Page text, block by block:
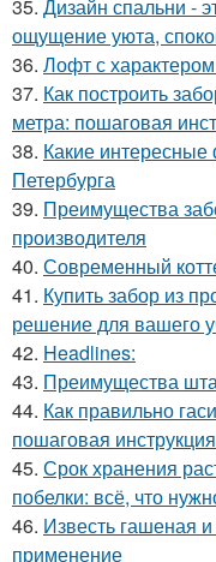
35. Дизайн спальни -
ощущение уюта,
36. Лофт с
37. Как построить
метра: пошаговая
38. Какие интересные
Петербурга
39. Преимущества
производителя
40. Современный
41. Купить забор из
решение для вашего
42. Headlines:
43. Преимущества
44. Как правильно
пошаговая инструкция
45. Срок хранения
побелки: всё, что
46. Известь гашеная
применение